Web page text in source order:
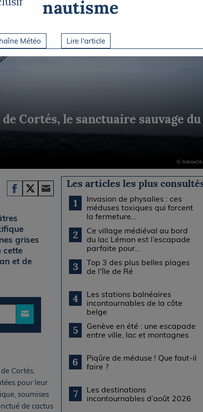
INFO
Cortés, le sanctuaire sauvage du
©
grises
cette
et de
Cortés,
pour leur
soumises
de cactus
Les articles les plus
1
Invasion de physalies : ces
méduses toxiques qui forcent
la fermeture...
2
Ce village médiéval au bord
du lac Léman est l’escapade
parfaite pour...
3
Top 3 des plus belles plages
de l'île de Ré
4
Les stations balnéaires
incontournables de la côte
belge
5
Genève en été : une escapade
entre ville, lac et montagnes
6
Piqûre de méduse ! Que faut-il
faire ?
7
Les destinations
incontournables d’août 2026
Météo Lire l'article